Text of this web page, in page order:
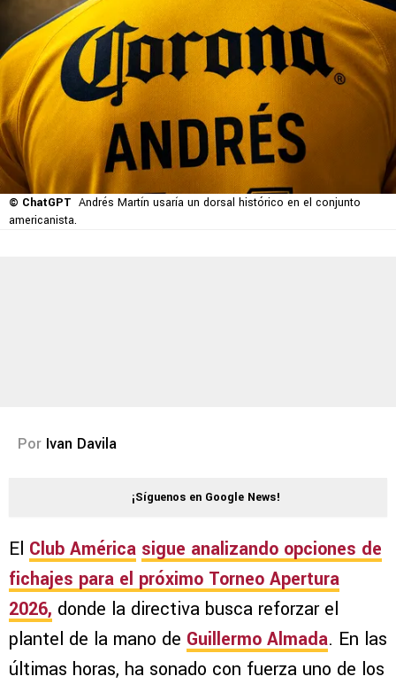
© ChatGPT Andrés Martín usaría un dorsal histórico en el conjunto
americanista.
Por Ivan Davila
¡Síguenos en Google News!
El Club América sigue analizando opciones de
fichajes para el próximo Torneo Apertura
2026, donde la directiva busca reforzar el
plantel de la mano de Guillermo Almada. En las
últimas horas, ha sonado con fuerza uno de los